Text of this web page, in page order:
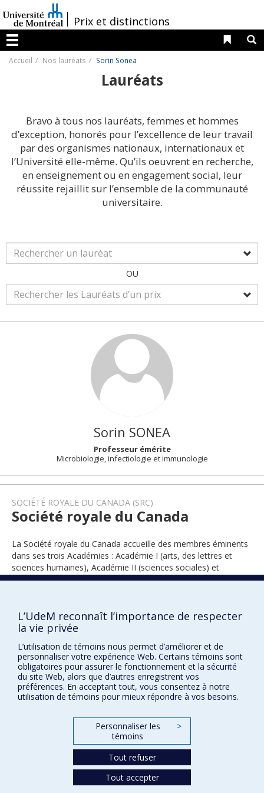
au
contenu
/Prix et distinctions
Menu
Liens
Accueil Nos lauréats Sorin Sonea
Lauréats
Bravo à tous nos lauréats, femmes et hommes
d’exception, honorés pour l’excellence de leur travail
par des organismes nationaux, internationaux et
l’Université elle-même. Qu’ils oeuvrent en recherche,
en enseignement ou en engagement social, leur
réussite rejaillit sur l’ensemble de la communauté
universitaire.
OU
Sorin SONEA
Professeur émérite
Microbiologie, infectiologie et immunologie
SOCIÉTÉ ROYALE DU CANADA (SRC)
Société royale du Canada
La Société royale du Canada accueille des membres éminents
dans ses trois Académies : Académie I (arts, des lettres et
sciences humaines), Académie II (sciences sociales) et
Académie III (sciences).
Prix et distinctions
L’UdeM reconnaît l’importance de respecter
la vie privée
L’utilisation de témoins nous permet d’améliorer et de
personnaliser votre expérience Web. Certains témoins sont
obligatoires pour assurer le fonctionnement et la sécurité
du site Web, alors que d’autres enregistrent vos
préférences. En acceptant tout, vous consentez à notre
utilisation de témoins pour mieux répondre à vos besoins.
Personnaliser les
témoins
>
Tout refuser
Tout accepter